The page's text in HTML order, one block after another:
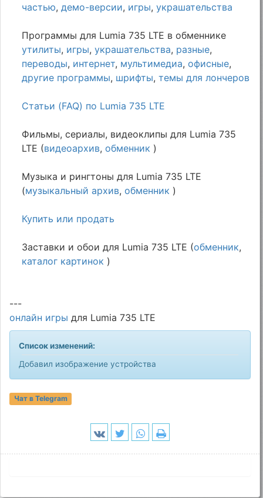
частью,демо-версии, игры,украшательства
Программы для Lumia 735 LTE в обменнике
утилиты, игры,украшательства, разные,
переводы, интернет, мультимедиа,офисные,
другие программы, шрифты,темы для лончеров
Статьи (FAQ) по Lumia 735 LTE
Фильмы, сериалы, видеоклипы для Lumia 735
LTE (видеоархив,обменник )
Музыка и рингтоны для Lumia 735 LTE
(музыкальный архив,обменник )
Купить или продать
Заставки и обои для Lumia 735 LTE (обменник,
каталог картинок )
---
онлайн игры для Lumia 735 LTE
Список изменений:
Добавил изображение устройства
Чат в Telegram